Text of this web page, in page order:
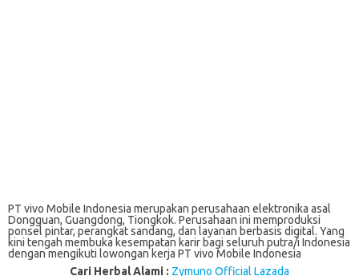
PT vivo Mobile Indonesia merupakan perusahaan elektronika asal
Dongguan, Guangdong, Tiongkok. Perusahaan ini memproduksi
ponsel pintar, perangkat sandang, dan layanan berbasis digital. Yang
kini tengah membuka kesempatan karir bagi seluruh putra/i Indonesia
dengan mengikuti lowongan kerja PT vivo Mobile Indonesia
Cari Herbal Alami : Zymuno Official Lazada